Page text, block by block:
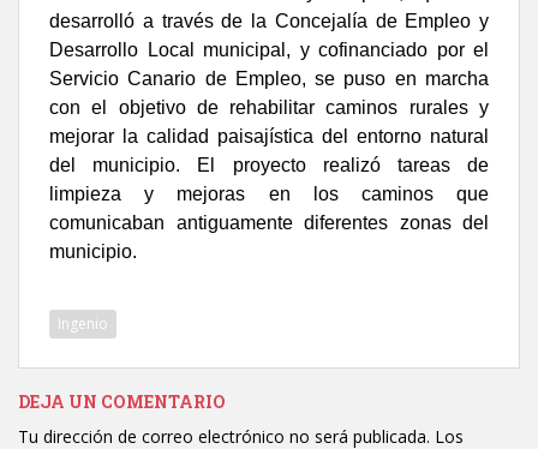
desarrolló a través de la Concejalía de Empleo y
Desarrollo Local municipal, y cofinanciado por el
Servicio Canario de Empleo, se puso en marcha
con el objetivo de rehabilitar caminos rurales y
mejorar la calidad paisajística del entorno natural
del municipio. El proyecto realizó tareas de
limpieza y mejoras en los caminos que
comunicaban antiguamente diferentes zonas del
municipio.
Ingenio
DEJA UN COMENTARIO
Tu dirección de correo electrónico no será publicada. Los